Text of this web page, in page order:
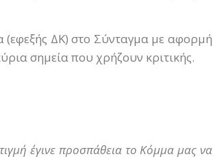
(εφεξής ΔΚ) στο Σύνταγμα με αφορμή
σημεία που χρήζουν κριτικής.
έγινε προσπάθεια το Κόμμα μας να